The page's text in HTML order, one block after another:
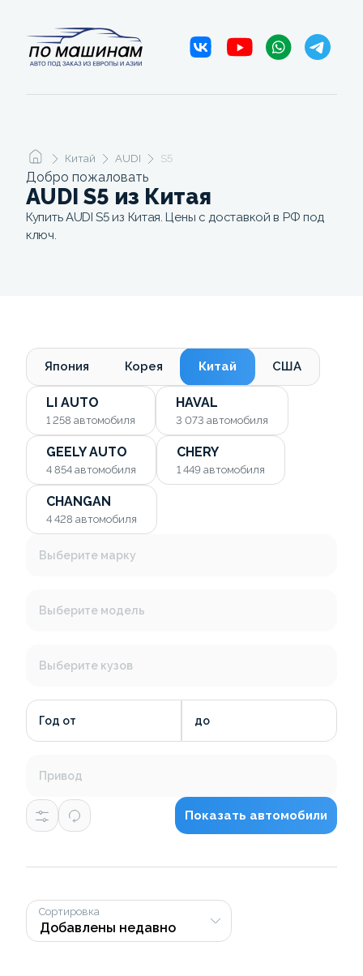
Китай AUDI S5
Добро пожаловать
AUDI S5 из Китая
Купить AUDI S5 из Китая. Цены с доставкой в РФ под
ключ.
Япония Корея Китай США
LI AUTO
1 258 автомобиля
HAVAL
3 073 автомобиля
GEELY AUTO
4 854 автомобиля
CHERY
1 449 автомобиля
CHANGAN
4 428 автомобиля
Выберите марку
Выберите модель
Выберите кузов
Год от до
Привод
Показать автомобили
Сортировка